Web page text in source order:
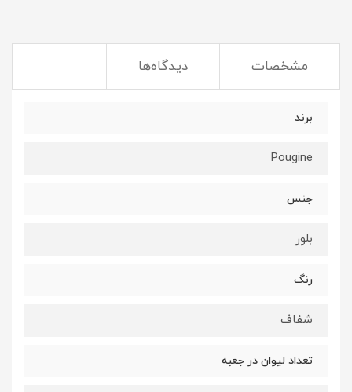
مشخصات دیدگاه‌ها
برند
Pougine
جنس
بلور
رنگ
شفاف
تعداد لیوان در جعبه